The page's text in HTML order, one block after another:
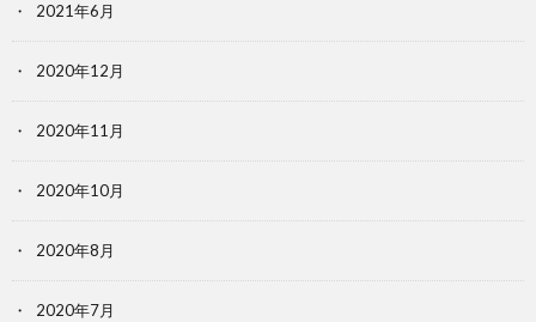
2021年6月
2020年12月
2020年11月
2020年10月
2020年8月
2020年7月